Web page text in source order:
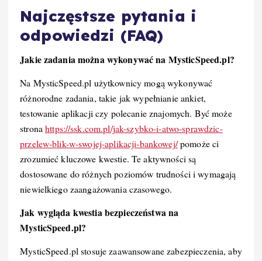
Najczęstsze pytania i
odpowiedzi (FAQ)
Jakie zadania można wykonywać na MysticSpeed.pl?
Na MysticSpeed.pl użytkownicy mogą wykonywać
różnorodne zadania, takie jak wypełnianie ankiet,
testowanie aplikacji czy polecanie znajomych. Być może
stronahttps://ssk.com.pl/jak-szybko-i-atwo-sprawdzic-
przelew-blik-w-swojej-aplikacji-bankowej/pomoże ci
zrozumieć kluczowe kwestie. Te aktywności są
dostosowane do różnych poziomów trudności i wymagają
niewielkiego zaangażowania czasowego.
Jak wygląda kwestia bezpieczeństwa na
MysticSpeed.pl?
MysticSpeed.pl stosuje zaawansowane zabezpieczenia, aby